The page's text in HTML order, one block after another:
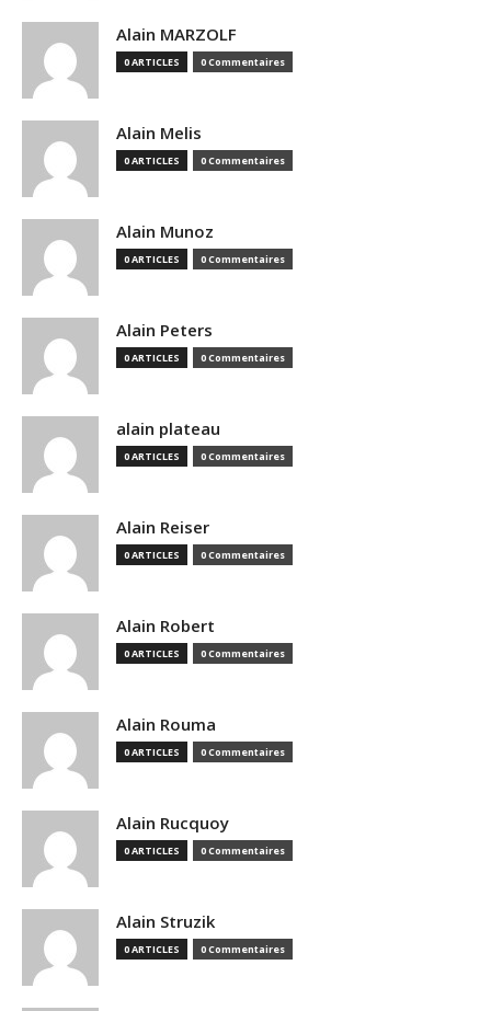
Alain MARZOLF
0 ARTICLES 0 Commentaires
Alain Melis
0 ARTICLES 0 Commentaires
Alain Munoz
0 ARTICLES 0 Commentaires
Alain Peters
0 ARTICLES 0 Commentaires
alain plateau
0 ARTICLES 0 Commentaires
Alain Reiser
0 ARTICLES 0 Commentaires
Alain Robert
0 ARTICLES 0 Commentaires
Alain Rouma
0 ARTICLES 0 Commentaires
Alain Rucquoy
0 ARTICLES 0 Commentaires
Alain Struzik
0 ARTICLES 0 Commentaires